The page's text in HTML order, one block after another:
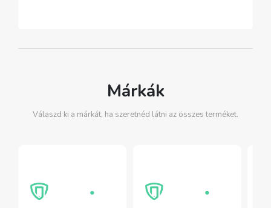
Márkák
Válaszd ki a márkát, ha szeretnéd látni az összes terméket.